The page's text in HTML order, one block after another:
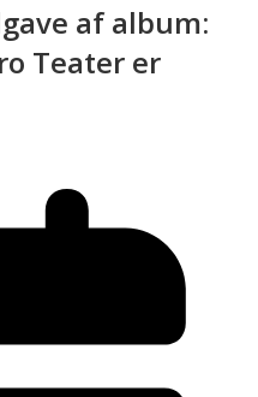
af album:
Teater er